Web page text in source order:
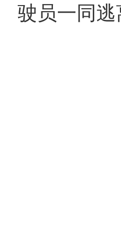
驶员一同逃